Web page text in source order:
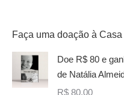
Faça uma doação à
Doe R$ 80 e
de Natália
R$ 80,00